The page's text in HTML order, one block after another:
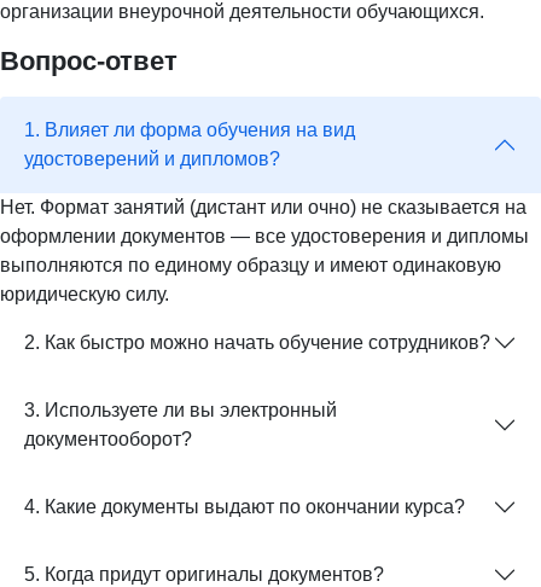
организации внеурочной деятельности обучающихся.
Вопрос-ответ
1. Влияет ли форма обучения на вид
удостоверений и дипломов?
Нет. Формат занятий (дистант или очно) не сказывается на
оформлении документов — все удостоверения и дипломы
выполняются по единому образцу и имеют одинаковую
юридическую силу.
2. Как быстро можно начать обучение сотрудников?
3. Используете ли вы электронный
документооборот?
4. Какие документы выдают по окончании курса?
5. Когда придут оригиналы документов?